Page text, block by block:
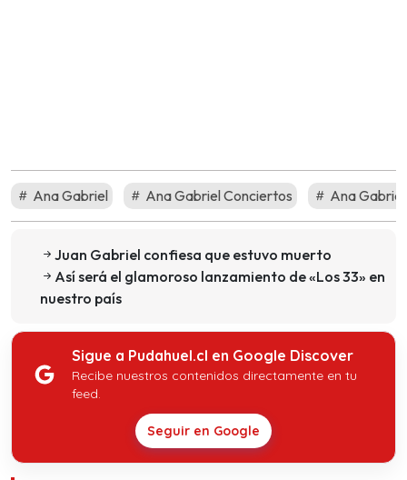
Ana Gabriel Ana Gabriel Conciertos Ana
Juan Gabriel confiesa que estuvo muerto
Así será el glamoroso lanzamiento de «Los 33» en
nuestro país
Sigue a Pudahuel.cl en Google Discover
Recibe nuestros contenidos directamente en tu
feed.
Seguir en Google